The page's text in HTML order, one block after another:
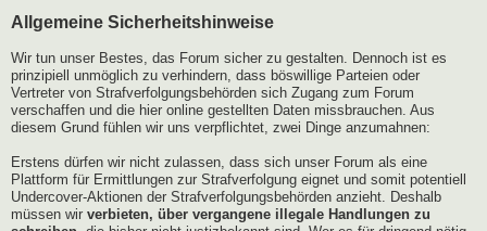
Allgemeine Sicherheitshinweise
Wir tun unser Bestes, das Forum sicher zu gestalten. Dennoch ist es
prinzipiell unmöglich zu verhindern, dass böswillige Parteien oder
Vertreter von Strafverfolgungsbehörden sich Zugang zum Forum
verschaffen und die hier online gestellten Daten missbrauchen. Aus
diesem Grund fühlen wir uns verpflichtet, zwei Dinge anzumahnen:
Erstens dürfen wir nicht zulassen, dass sich unser Forum als eine
Plattform für Ermittlungen zur Strafverfolgung eignet und somit potentiell
Undercover-Aktionen der Strafverfolgungsbehörden anzieht. Deshalb
müssen wir verbieten, über vergangene illegale Handlungen zu